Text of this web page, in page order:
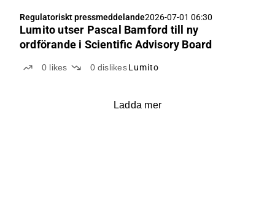
Regulatoriskt pressmeddelande2026-07-01 06:30
Lumito utser Pascal Bamford till ny
ordförande i Scientific Advisory Board
0 likes 0 dislikes Lumito
Ladda mer